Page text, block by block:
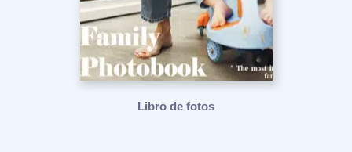
Libro de fotos